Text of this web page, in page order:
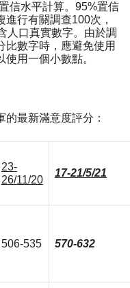
信水平計算。95%置信
行有關調查100次，
人口真實數字。由於調
比數字時，應避免使用
用一個小數點。
最新滿意度評分：
23-
26/11/20
17-21/5/21
506-535 570-632